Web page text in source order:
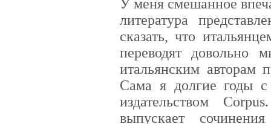
У меня смешанное
литература
сказать, что
переводят довольно
итальянским авторам
Сама я долгие годы с
издательством
выпускает